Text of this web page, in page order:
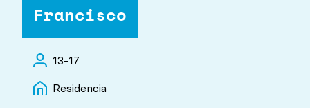
Francisco
13-17
Residencia